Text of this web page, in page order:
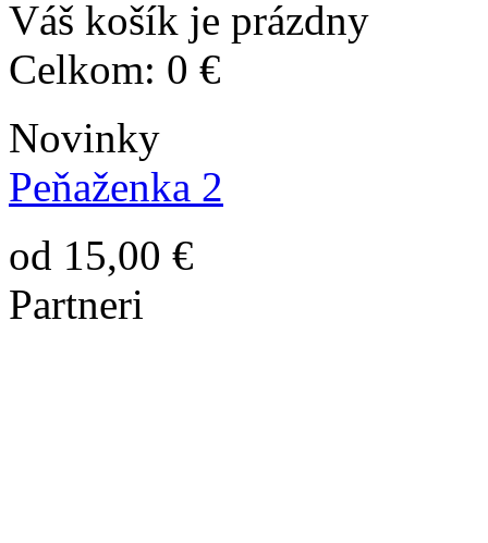
Váš košík je prázdny
Celkom: 0 €
Novinky
Peňaženka 2
od 15,00 €
Partneri